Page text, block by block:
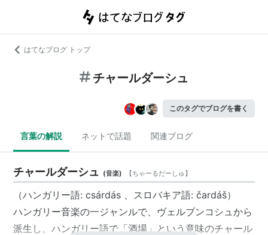
はてなブログ トップ
チャールダーシュ
このタグでブログを書く
言葉の解説 ネットで話題 関連ブログ
チャールダーシュ (音楽) 【ちゃーるだーしゅ】
（ハンガリー語: csárdás 、スロバキア語: čardáš）
ハンガリー音楽の一ジャンルで、ヴェルブンコシュから
派生し、ハンガリー語で「酒場」という意味のチャール